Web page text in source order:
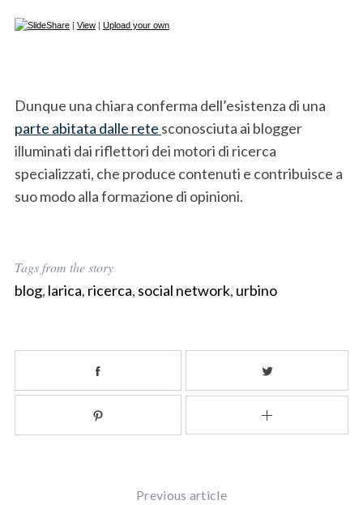
| View | Upload your own
Dunque una chiara conferma dell’esistenza di una
parte abitata dalle rete sconosciuta ai blogger
illuminati dai riflettori dei motori di ricerca
specializzati, che produce contenuti e contribuisce a
suo modo alla formazione di opinioni.
Tags from the story
blog, larica, ricerca, social network, urbino
Previous article
S
e
a
r
c
h